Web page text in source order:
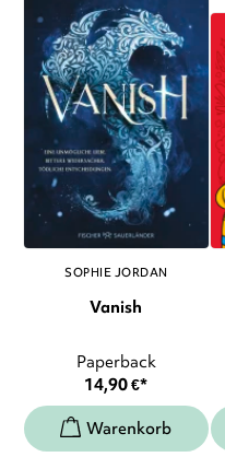
SOPHIE JORDAN
Vanish
Paperback
14,90€*